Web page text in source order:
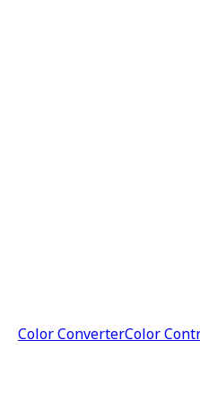
Color ConverterColor